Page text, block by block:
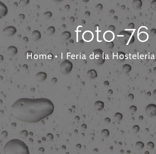
foto-76
Home • I Feria de la Hostelería